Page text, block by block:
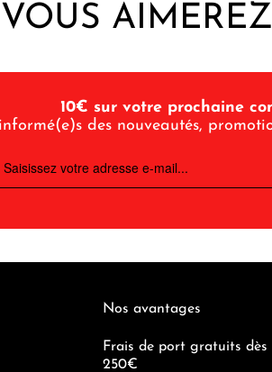
VOUS
10€ sur votre prochaine
des nouveautés,
Nos avantages
Frais de port gratuits dès
250€